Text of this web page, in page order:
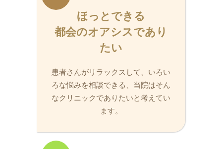
ほっとできる
都会のオアシスであり
たい
患者さんがリラックスして、いろい
ろな悩みを相談できる、当院はそん
なクリニックでありたいと考えてい
ます。